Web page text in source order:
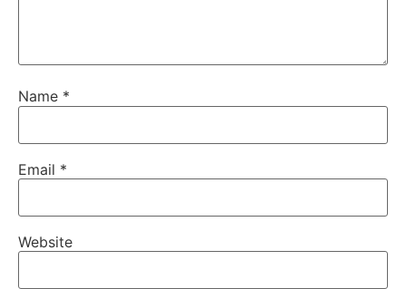
Name *
Email *
Website